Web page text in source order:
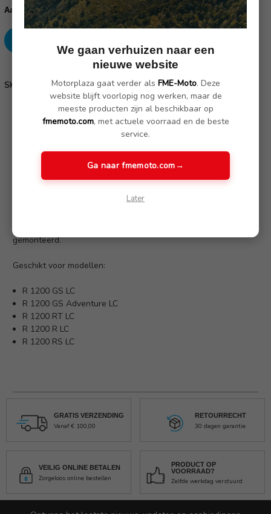
voorraad:
Aantal:
Verhoog
aantallen:
Verlaag
aantallen:
SKU:
77142465251
Omschrijving (2 reviews)
In een -worst case scenario- biedt de cilinderkop bescherming
extra protectie tegen schade. Dit edelstalen onderdeel
gemonteerd.
Geschikt voor modellen:
R 1200 GS LC
R 1200 GS Adventure LC
R 1200 RT LC
R 1200 R LC
R 1200 RS LC
GRATIS VERZENDING
Vanaf € 100,00
RETOURRECHT
30 dagen garantie
VEILIG ONLINE BETALEN
Zorgeloos online bestellen
PRODUCT OP
VOORRAAD?
Zelfde werkdag verstuurd
We gaan verhuizen naar een
nieuwe website
Motorplaza gaat verder als FME-Moto. Deze
website blijft voorlopig nog werken, maar de
meeste producten zijn al beschikbaar op
fmemoto.com, met actuele voorraad en de beste
service.
Ga naar fmemoto.com→
Later